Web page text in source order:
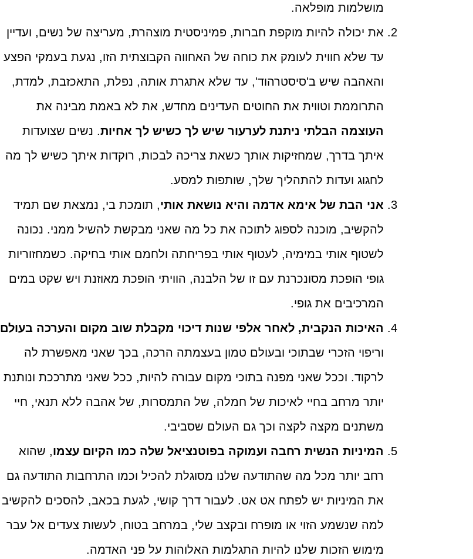
מושלמות מופלאה.
את יכולה להיות מוקפת חברות, פמיניסטית מוצהרת, מעריצה של נשים, ועדיין
עד שלא חווית לעומק את כוחה של האחווה הקבוצתית הזו, נגעת בעמקי הפצע
והאהבה שיש ב'סיסטרהוד', עד שלא אתגרת אותה, נפלת, התאכזבת, למדת,
התרוממת וטווית את החוטים העדינים מחדש, את לא באמת מבינה את
העוצמה הבלתי ניתנת לערעור שיש לך כשיש לך אחיות. נשים שצועדות
איתך בדרך, שמחזיקות אותך כשאת צריכה לבכות, רוקדות איתך כשיש לך מה
לחגוג ועדות להתהליך שלך, שותפות למסע.
אני הבת של אימא אדמה והיא נושאת אותי, תומכת בי, נמצאת שם תמיד
להקשיב, מוכנה לספוג לתוכה את כל מה שאני מבקשת להשיל ממני. נכונה
לשטוף אותי במימיה, לעטוף אותי בפריחתה ולחמם אותי בחיקה. כשמחזוריות
גופי הופכת מסונכרנת עם זו של הלבנה, הוויתי הופכת מאוזנת ויש שקט במים
המרכיבים את גופי.
האיכות הנקבית, לאחר אלפי שנות דיכוי מקבלת שוב מקום והערכה בעולם
וריפוי הזכרי שבתוכי ובעולם טמון בעצמתה הרכה, בכך שאני מאפשרת לה
לרקוד. וככל שאני מפנה בתוכי מקום עבורה להיות, ככל שאני מתרככת ונותנת
יותר מרחב בחיי לאיכות של חמלה, של התמסרות, של אהבה ללא תנאי, חיי
משתנים מקצה לקצה וכך גם העולם שסביבי.
המיניות הנשית רחבה ועמוקה בפוטנציאל שלה כמו הקיום עצמו, שהוא
רחב יותר מכל מה שהתודעה שלנו מסוגלת להכיל וכמו התרחבות התודעה גם
את המיניות יש לפתח אט אט. לעבור דרך קושי, לגעת בכאב, להסכים להקשיב
למה שנשמע הזוי או מופרח ובקצב שלי, במרחב בטוח, לעשות צעדים אל עבר
מימוש הזכות שלנו להיות התגלמות האלוהות על פני האדמה.